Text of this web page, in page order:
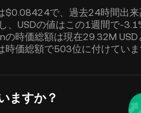
$0.08424で、過去24時間出
、USDの値はこの1週間で-
時価総額は現在29.32M
価総額で503位に付けていま
ますか？